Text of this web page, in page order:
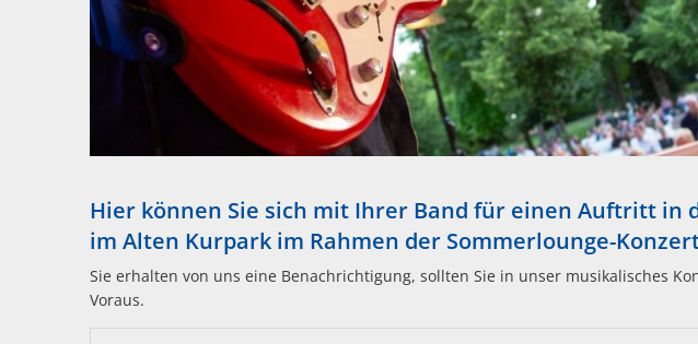
Hier können Sie sich mit Ihrer Band für einen Auftritt in
im Alten Kurpark im Rahmen der Sommerlounge-
Sie erhalten von uns eine Benachrichtigung, sollten Sie in unser musikalisches
Voraus.